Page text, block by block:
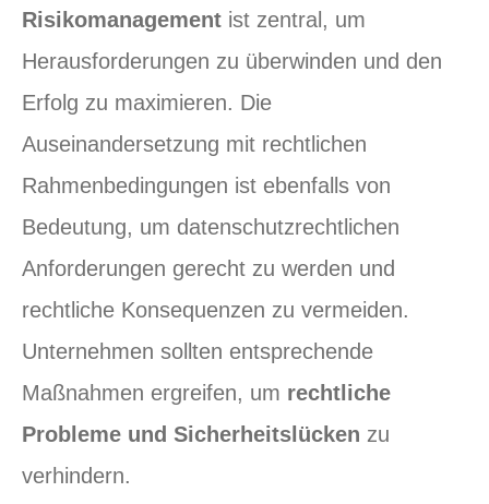
Risikomanagement ist zentral, um
Herausforderungen zu überwinden und den
Erfolg zu maximieren. Die
Auseinandersetzung mit rechtlichen
Rahmenbedingungen ist ebenfalls von
Bedeutung, um datenschutzrechtlichen
Anforderungen gerecht zu werden und
rechtliche Konsequenzen zu vermeiden.
Unternehmen sollten entsprechende
Maßnahmen ergreifen, um rechtliche
Probleme und Sicherheitslücken zu
verhindern.